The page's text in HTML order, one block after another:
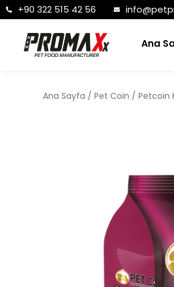
+90 322 515 42 56
Ana
Ana Sayfa / Pet Coin / Petcoin